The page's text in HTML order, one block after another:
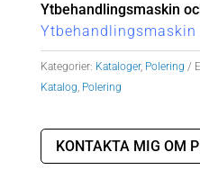
Ytbehandlingsmaskin
Kategorier: Kataloger, Polering
Katalog, Polering
KONTAKTA MIG OM